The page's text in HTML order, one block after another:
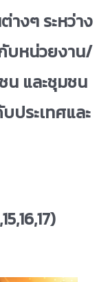
างๆ ระหว่าง
บหน่วยงาน/
น และชุมชน
ประเทศและ